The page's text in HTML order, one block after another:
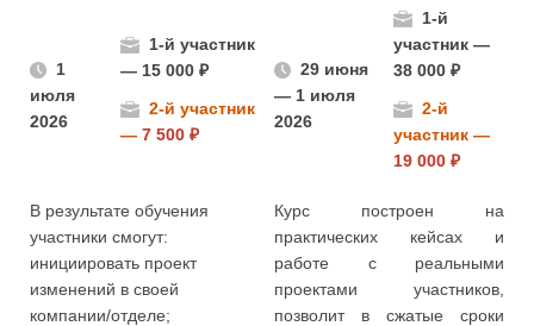
1
июля
2026
1-й участник
— 15 000 ₽
2-й участник
— 7 500 ₽
29 июня
— 1 июля
2026
1-й
участник —
38 000 ₽
2-й
участник —
19 000 ₽
В результате обучения
участники смогут:
инициировать проект
изменений в своей
компании/отделе;
Курс построен на
практических кейсах и
работе с реальными
проектами участников,
позволит в сжатые сроки